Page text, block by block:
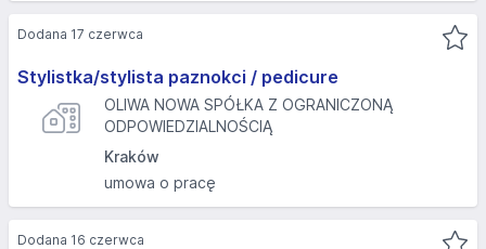
Stylistka/stylista paznokci / pedicure
OLIWA NOWA SPÓŁKA Z OGRANICZONĄ
ODPOWIEDZIALNOŚCIĄ
Kraków
umowa o pracę
Dodana 17 czerwca
Dodana 16 czerwca